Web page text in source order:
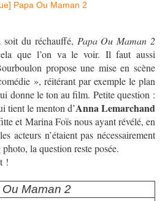
soit du réchauffé, Papa Ou Maman 2
que l’on va le voir. Il faut aussi
propose une mise en scène
», réitérant par exemple le plan
donne le ton au film. Petite question :
tient le menton d’Anna Lemarchand
et Marina Foïs nous ayant révélé, en
acteurs n’étaient pas nécessairement
la question reste posée.
!
Maman 2